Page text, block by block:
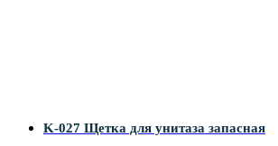
K-027 Щетка для унитаза запасная